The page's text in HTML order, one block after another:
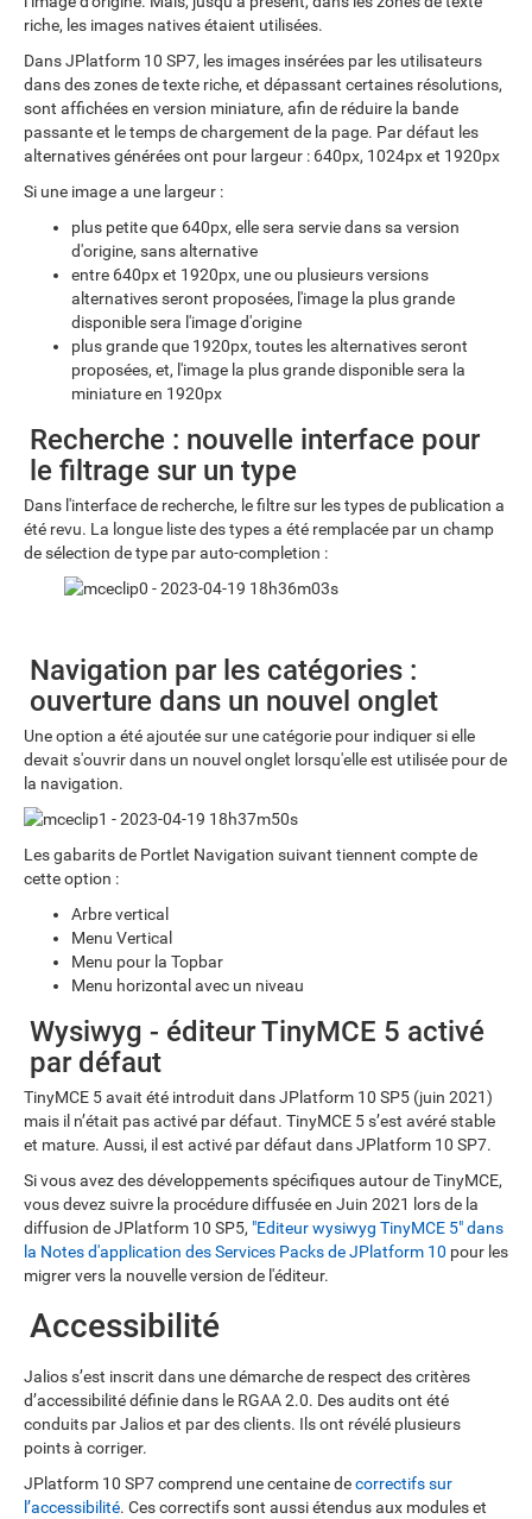
riche, les images natives étaient utilisées.
Dans JPlatform 10 SP7, les images insérées par les utilisateurs
dans des zones de texte riche, et dépassant certaines résolutions,
sont affichées en version miniature, afin de réduire la bande
passante et le temps de chargement de la page. Par défaut les
alternatives générées ont pour largeur : 640px, 1024px et 1920px
Si une image a une largeur :
plus petite que 640px, elle sera servie dans sa version
d'origine, sans alternative
entre 640px et 1920px, une ou plusieurs versions
alternatives seront proposées, l'image la plus grande
disponible sera l'image d'origine
plus grande que 1920px, toutes les alternatives seront
proposées, et, l'image la plus grande disponible sera la
miniature en 1920px
Recherche : nouvelle interface pour
le filtrage sur un type
Dans l'interface de recherche, le filtre sur les types de publication a
été revu. La longue liste des types a été remplacée par un champ
de sélection de type par auto-completion :
Navigation par les catégories :
ouverture dans un nouvel onglet
Une option a été ajoutée sur une catégorie pour indiquer si elle
devait s'ouvrir dans un nouvel onglet lorsqu'elle est utilisée pour de
la navigation.
Les gabarits de Portlet Navigation suivant tiennent compte de
cette option :
Arbre vertical
Menu Vertical
Menu pour la Topbar
Menu horizontal avec un niveau
Wysiwyg - éditeur TinyMCE 5 activé
par défaut
TinyMCE 5 avait été introduit dans JPlatform 10 SP5 (juin 2021)
mais il n’était pas activé par défaut. TinyMCE 5 s’est avéré stable
et mature. Aussi, il est activé par défaut dans JPlatform 10 SP7.
Si vous avez des développements spécifiques autour de TinyMCE,
vous devez suivre la procédure diffusée en Juin 2021 lors de la
diffusion de JPlatform 10 SP5, "Editeur wysiwyg TinyMCE 5" dans
la Notes d'application des Services Packs de JPlatform 10 pour les
migrer vers la nouvelle version de l'éditeur.
Accessibilité
Jalios s’est inscrit dans une démarche de respect des critères
d’accessibilité définie dans le RGAA 2.0. Des audits ont été
conduits par Jalios et par des clients. Ils ont révélé plusieurs
points à corriger.
JPlatform 10 SP7 comprend une centaine decorrectifs sur
l’accessibilité. Ces correctifs sont aussi étendus aux modules et